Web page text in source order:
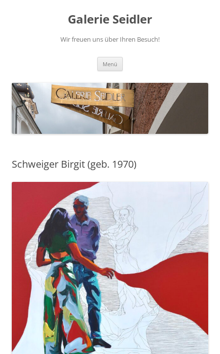
Galerie Seidler
Wir freuen uns über Ihren Besuch!
Menü
Schweiger Birgit (geb. 1970)